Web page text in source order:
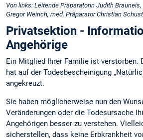
Von links: Leitende Präparatorin Judith Brauneis,
Gregor Weirich, med. Präparator Christian
Privatsektion -
Angehörige
Ein Mitglied Ihrer Familie ist verstorben.
hat auf der Todesbescheinigung
angekreuzt.
Sie haben möglicherweise nun den
Veränderungen oder die Todesursache
Angehörigen besser zu verstehen.
sicherstellen, dass keine Erbkrankheit